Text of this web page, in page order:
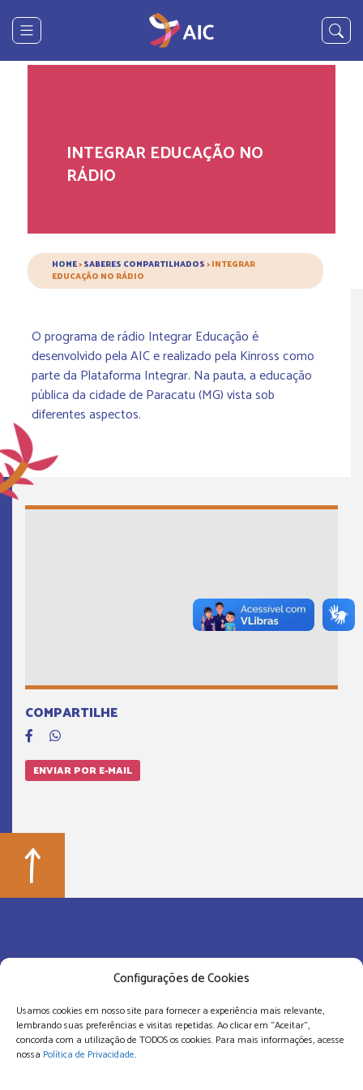
Configurações de Cookies
Usamos cookies em nosso site para fornecer a experiência mais relevante,
lembrando suas preferências e visitas repetidas. Ao clicar em “Aceitar”,
concorda com a utilização de TODOS os cookies. Para mais informações, acesse
nossa Política de Privacidade.
INTEGRAR EDUCAÇÃO NO
RÁDIO
HOME>SABERES COMPARTILHADOS>INTEGRAR
EDUCAÇÃO NO RÁDIO
O programa de rádio Integrar Educação é
desenvolvido pela AIC e realizado pela Kinross como
parte da Plataforma Integrar. Na pauta, a educação
pública da cidade de Paracatu (MG) vista sob
diferentes aspectos.
COMPARTILHE
ENVIAR POR E-MAIL
aic@aic.org.br